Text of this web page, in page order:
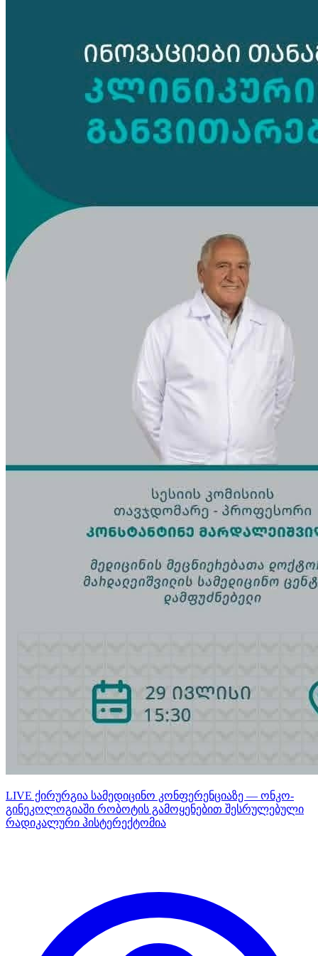
LIVE ქირურგია სამედიცინო კონფერენციაზე — ონკო-
გინეკოლოგიაში რობოტის გამოყენებით შესრულებული
რადიკალური ჰისტერექტომია